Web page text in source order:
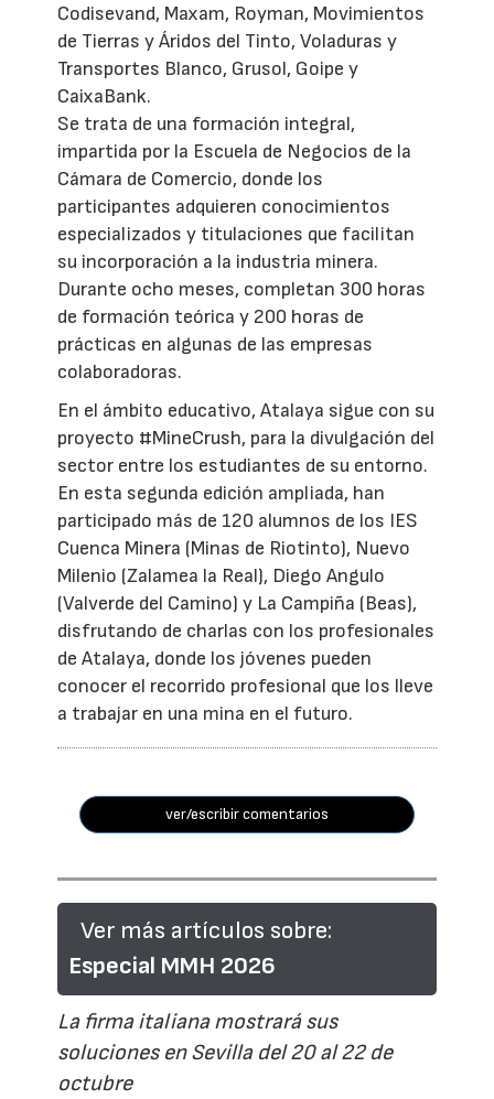
Codisevand, Maxam, Royman, Movimientos
de Tierras y Áridos del Tinto, Voladuras y
Transportes Blanco, Grusol, Goipe y
CaixaBank.
Se trata de una formación integral,
impartida por la Escuela de Negocios de la
Cámara de Comercio, donde los
participantes adquieren conocimientos
especializados y titulaciones que facilitan
su incorporación a la industria minera.
Durante ocho meses, completan 300 horas
de formación teórica y 200 horas de
prácticas en algunas de las empresas
colaboradoras.
En el ámbito educativo, Atalaya sigue con su
proyecto #MineCrush, para la divulgación del
sector entre los estudiantes de su entorno.
En esta segunda edición ampliada, han
participado más de 120 alumnos de los IES
Cuenca Minera (Minas de Riotinto), Nuevo
Milenio (Zalamea la Real), Diego Angulo
(Valverde del Camino) y La Campiña (Beas),
disfrutando de charlas con los profesionales
de Atalaya, donde los jóvenes pueden
conocer el recorrido profesional que los lleve
a trabajar en una mina en el futuro.
ver/escribir comentarios
Ver más artículos sobre:
Especial MMH 2026
La firma italiana mostrará sus
soluciones en Sevilla del 20 al 22 de
octubre